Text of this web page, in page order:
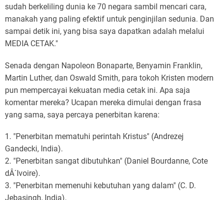
sudah berkeliling dunia ke 70 negara sambil mencari cara,
manakah yang paling efektif untuk penginjilan sedunia. Dan
sampai detik ini, yang bisa saya dapatkan adalah melalui
MEDIA CETAK."
Senada dengan Napoleon Bonaparte, Benyamin Franklin,
Martin Luther, dan Oswald Smith, para tokoh Kristen modern
pun mempercayai kekuatan media cetak ini. Apa saja
komentar mereka? Ucapan mereka dimulai dengan frasa
yang sama, saya percaya penerbitan karena:
1. "Penerbitan mematuhi perintah Kristus" (Andrezej
Gandecki, India).
2. "Penerbitan sangat dibutuhkan" (Daniel Bourdanne, Cote
dÂ´Ivoire).
3. "Penerbitan memenuhi kebutuhan yang dalam" (C. D.
Jebasingh, India).